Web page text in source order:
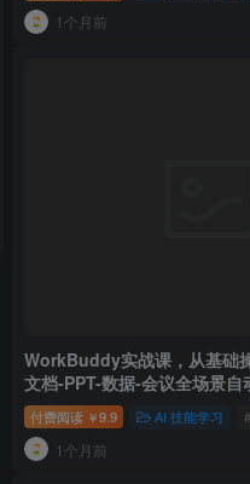
1个月前
WorkBuddy实战课，从基础
文档-PPT-数据-会议全场景自
付费阅读 ￥9.9 AI 技能学习
1个月前